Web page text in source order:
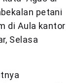
petani
di Aula kantor
Selasa